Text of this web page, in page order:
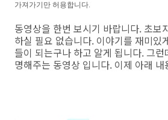
가져가기만 허용합니다.
동영상을 한번 보시기 바랍니다. 초보
하실 필요 없습니다. 이야기를 재미있
들이 되는구나 하고 알게 됩니다. 그
명해주는 동영상 입니다. 이제 아래